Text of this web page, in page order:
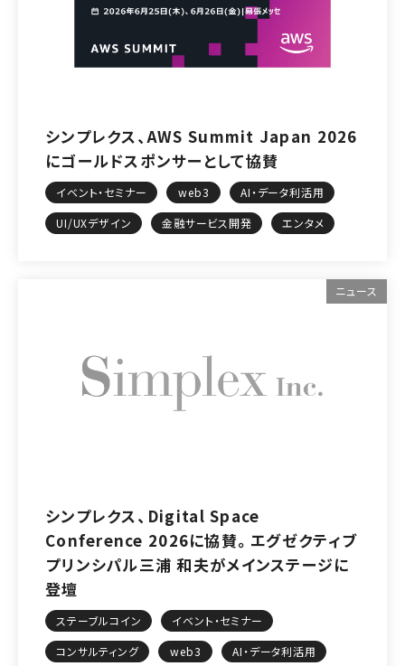
シンプレクス、AWS Summit Japan 2026
にゴールドスポンサーとして協賛
イベント・セミナー web3
AI・データ利活用
UI/UXデザイン
金融サービス開発 エンタメ
ニュース
シンプレクス、Digital Space
Conference 2026に協賛。エグゼクティブ
プリンシパル三浦 和夫がメインステージに
登壇
ステーブルコイン
イベント・セミナー
コンサルティング
web3
AI・データ利活用